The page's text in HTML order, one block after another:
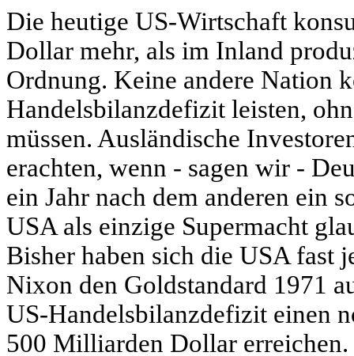
Die heutige US-Wirtschaft
Dollar mehr, als im Inland
Ordnung. Keine andere Nation
Handelsbilanzdefizit leisten,
müssen. Ausländische
erachten, wenn - sagen wir -
ein Jahr nach dem anderen ein
USA als einzige Supermacht
Bisher haben sich die USA fast
Nixon den Goldstandard 1971
US-Handelsbilanzdefizit einen
500 Milliarden Dollar